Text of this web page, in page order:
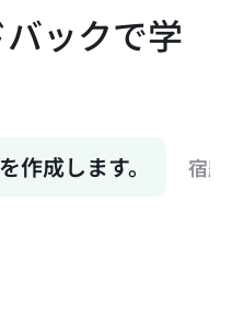
ックで学
作成します。 宿